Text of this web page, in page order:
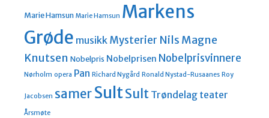
Marie Hamsun Marie Hamsun Markens
Grøde musikk Mysterier Nils Magne
Knutsen Nobelpris Nobelprisen Nobelprisvinnere
Nørholm opera Pan Richard Nygård Ronald Nystad-Rusaanes Roy
Jacobsen samerSultSult Trøndelag teater
Årsmøte